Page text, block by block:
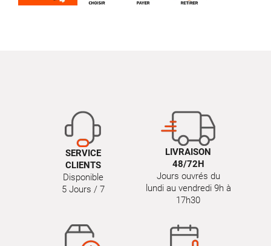
SERVICE
CLIENTS
Disponible
5 Jours / 7
LIVRAISON
48/72H
Jours ouvrés du
lundi au vendredi 9h à
17h30